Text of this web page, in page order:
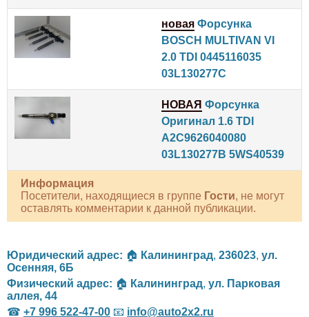
новая Форсунка
BOSCH MULTIVAN VI
2.0 TDI 0445116035
03L130277C
НОВАЯ Форсунка
Оригинал 1.6 TDI
A2C9626040080
03L130277B 5WS40539
Информация
Посетители, находящиеся в группе Гости, не могут
оставлять комментарии к данной публикации.
Юридический адрес: 🏠 Калининград, 236023, ул.
Осенняя, 6Б
Физический адрес: 🏠 Калининград, ул. Парковая
аллея, 44
☎ +7 996 522-47-00 📧 info@auto2x2.ru